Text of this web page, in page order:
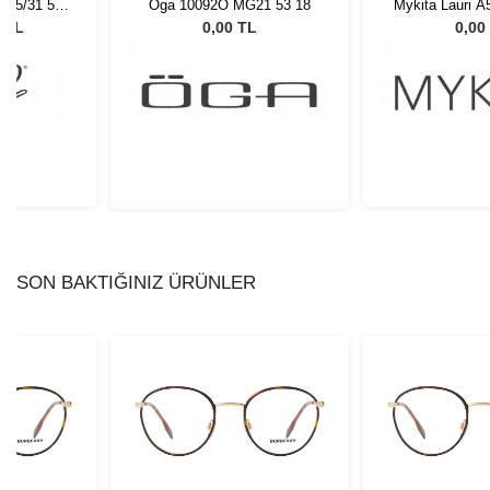
95/31 55
TL
Oga 10092O MG21 53 18
0,00 TL
Mykita Lauri
0,00
SON BAKTIĞINIZ ÜRÜNLER